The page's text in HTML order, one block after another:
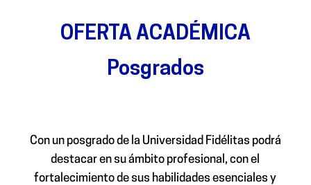
OFERTA ACADÉMICA
Posgrados
Con un posgrado de la Universidad Fidélitas podrá
destacar en su ámbito profesional, con el
fortalecimiento de sus habilidades esenciales y